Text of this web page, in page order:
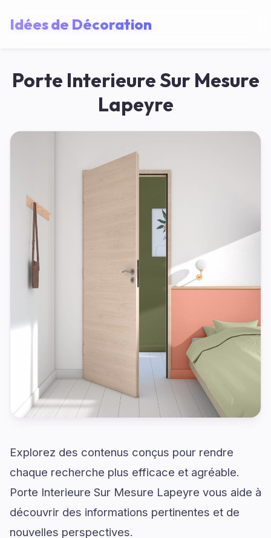
Idées de Décoration
Porte Interieure Sur Mesure
Lapeyre
Explorez des contenus conçus pour rendre
chaque recherche plus efficace et agréable.
Porte Interieure Sur Mesure Lapeyre vous aide à
découvrir des informations pertinentes et de
nouvelles perspectives.